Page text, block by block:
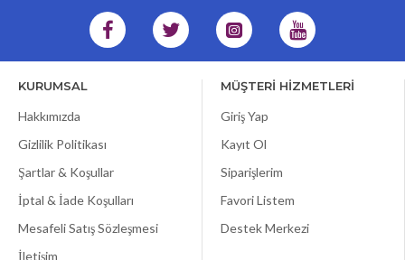
KURUMSAL
Hakkımızda
Gizlilik Politikası
Şartlar & Koşullar
İptal & İade Koşulları
Mesafeli Satış Sözleşmesi
İletişim
MÜŞTERİ HİZMETLERİ
Giriş Yap
Kayıt Ol
Siparişlerim
Favori Listem
Destek Merkezi